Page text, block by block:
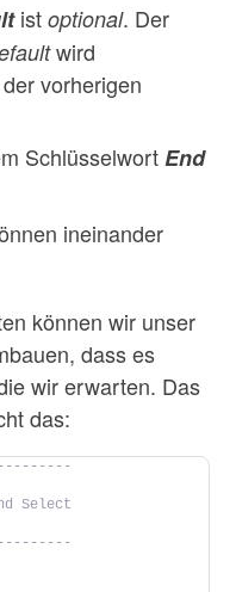
istoptional. Der
wird
vorherigen
SchlüsselwortEnd
ineinander
können wir unser
dass es
wir erwarten. Das
das:
Select